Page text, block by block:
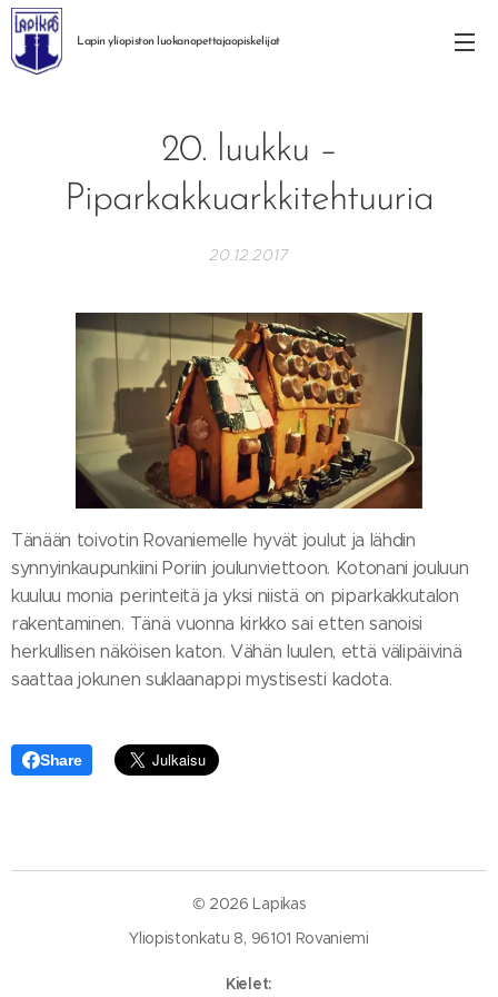
Lapin yliopiston luokanopettajaopiskelijat
20. luukku –
Piparkakkuarkkitehtuuria
20.12.2017
Tänään toivotin Rovaniemelle hyvät joulut ja lähdin
synnyinkaupunkiini Poriin joulunviettoon. Kotonani jouluun
kuuluu monia perinteitä ja yksi niistä on piparkakkutalon
rakentaminen. Tänä vuonna kirkko sai etten sanoisi
herkullisen näköisen katon. Vähän luulen, että välipäivinä
saattaa jokunen suklaanappi mystisesti kadota.
Share
© 2026 Lapikas
Yliopistonkatu 8, 96101 Rovaniemi
Kielet